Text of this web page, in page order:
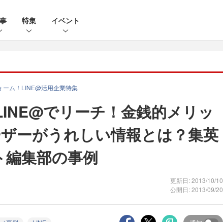
特集 イベント
ーム！LINE@活用企業特集
でリーチ！金銭的メリッ
ーがうれしい情報とは？集英
集部の事例
更新日: 2013/10/10
公開日: 2013/09/20